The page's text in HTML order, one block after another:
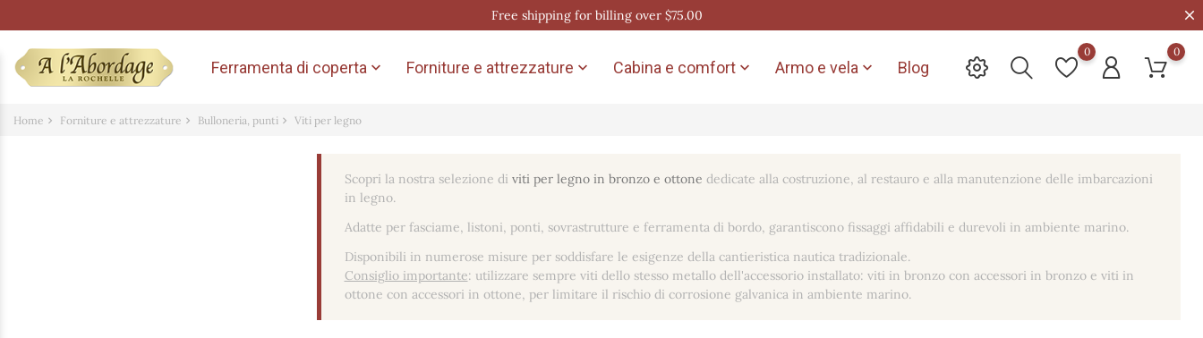
Free shipping for billing over $75.00
Ferramenta di coperta  Forniture e attrezzature  Cabina e comfort  Armo e vela  Blog
0 0
Home Forniture e attrezzature Bulloneria, punti Viti per legno
Scopri la nostra selezione di viti per legno in bronzo e ottone dedicate alla costruzione, al restauro e alla manutenzione delle imbarcazioni
in legno.
Adatte per fasciame, listoni, ponti, sovrastrutture e ferramenta di bordo, garantiscono fissaggi affidabili e durevoli in ambiente marino.
Disponibili in numerose misure per soddisfare le esigenze della cantieristica nautica tradizionale.
Consiglio importante: utilizzare sempre viti dello stesso metallo dell'accessorio installato: viti in bronzo con accessori in bronzo e viti in
ottone con accessori in ottone, per limitare il rischio di corrosione galvanica in ambiente marino.